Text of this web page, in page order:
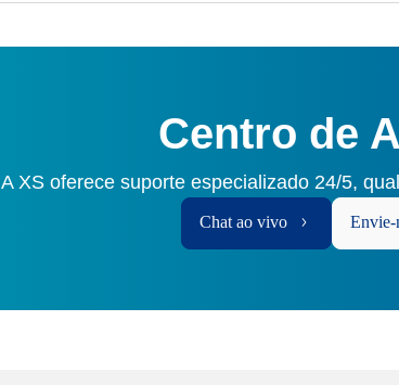
Centro de
A XS oferece suporte especializado 24/5,
Chat ao vivo Envie-